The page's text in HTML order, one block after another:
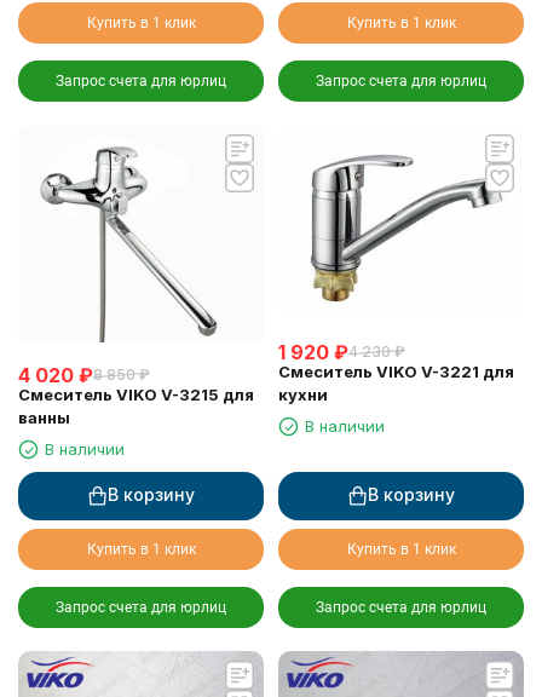
Купить в 1 клик
Запрос счета для юрлиц
Купить в 1 клик
Запрос счета для юрлиц
4 020 ₽8 850 ₽
Смеситель VIKO V-3215 для
ванны
В наличии
В корзину
Купить в 1 клик
Запрос счета для юрлиц
1 920 ₽4 230 ₽
Смеситель VIKO V-3221 для
кухни
В наличии
В корзину
Купить в 1 клик
Запрос счета для юрлиц